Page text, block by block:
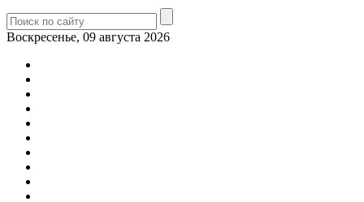
Воскресенье, 09 августа 2026